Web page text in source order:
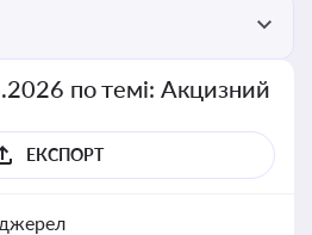
по темі: Акцизний
ЕКСПОРТ